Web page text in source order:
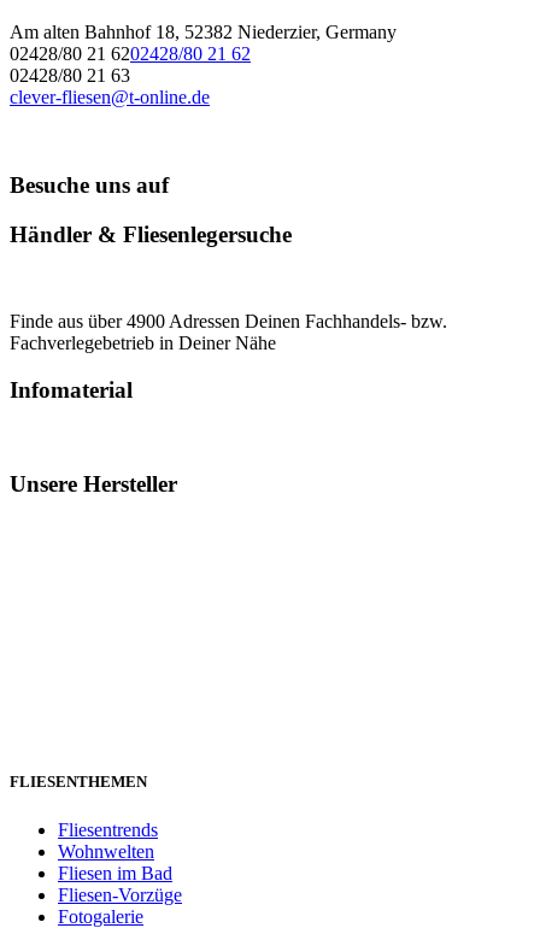
Am alten Bahnhof 18, 52382 Niederzier, Germany
02428/80 21 6202428/80 21 62
02428/80 21 63
clever-fliesen@t-online.de
Besuche uns auf
Händler & Fliesenlegersuche
Finde aus über 4900 Adressen Deinen Fachhandels- bzw.
Fachverlegebetrieb in Deiner Nähe
Infomaterial
Unsere Hersteller
FLIESENTHEMEN
Fliesentrends
Wohnwelten
Fliesen im Bad
Fliesen-Vorzüge
Fotogalerie